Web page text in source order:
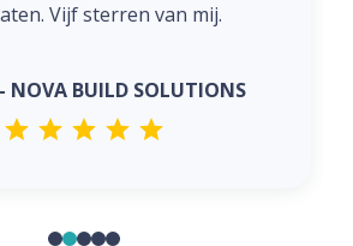
Vijf sterren van mij.
NOVA BUILD SOLUTIONS